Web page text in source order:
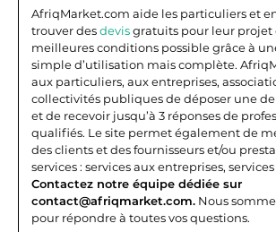
AfriqMarket.com aide les particuliers et
trouver desdevisgratuits pour leur projet
meilleures conditions possible grâce à
simple d’utilisation mais complète.
aux particuliers, aux entreprises,
collectivités publiques de déposer une
et de recevoir jusqu’à 3 réponses de
qualifiés. Le site permet également de
des clients et des fournisseurs et/ou
services : services aux entreprises,
Contactez notre équipe dédiée sur
contact@afriqmarket.com. Nous
pour répondre à toutes vos questions.